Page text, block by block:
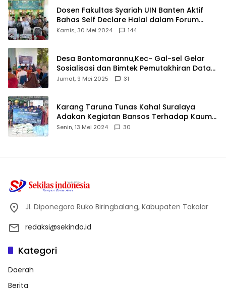
Dosen Fakultas Syariah UIN Banten Aktif
Bahas Self Declare Halal dalam Forum
Ijtima Ulama MUI
Kamis, 30 Mei 2024 144
Desa Bontomarannu,Kec- Gal-sel Gelar
Sosialisasi dan Bimtek Pemutakhiran Data
ID
Jumat, 9 Mei 2025 31
Karang Taruna Tunas Kahal Suralaya
Adakan Kegiatan Bansos Terhadap Kaum
Dhuafa dan Anak Yatim-Piatu
Senin, 13 Mei 2024 30
Jl. Diponegoro Ruko Biringbalang, Kabupaten Takalar
redaksi@sekindo.id
Kategori
Daerah
Berita